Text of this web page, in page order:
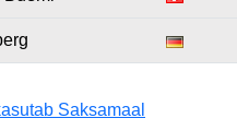
Saksamaal